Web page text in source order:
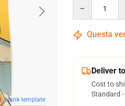
blank template
Questa
Deliver
Cost to
Standard